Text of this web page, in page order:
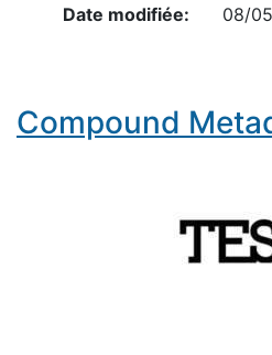
Date modifiée: 08/
Compound